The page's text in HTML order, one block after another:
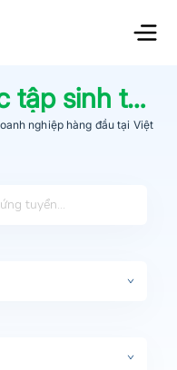
tập sinh tại
nghiệp hàng đầu tại Việt